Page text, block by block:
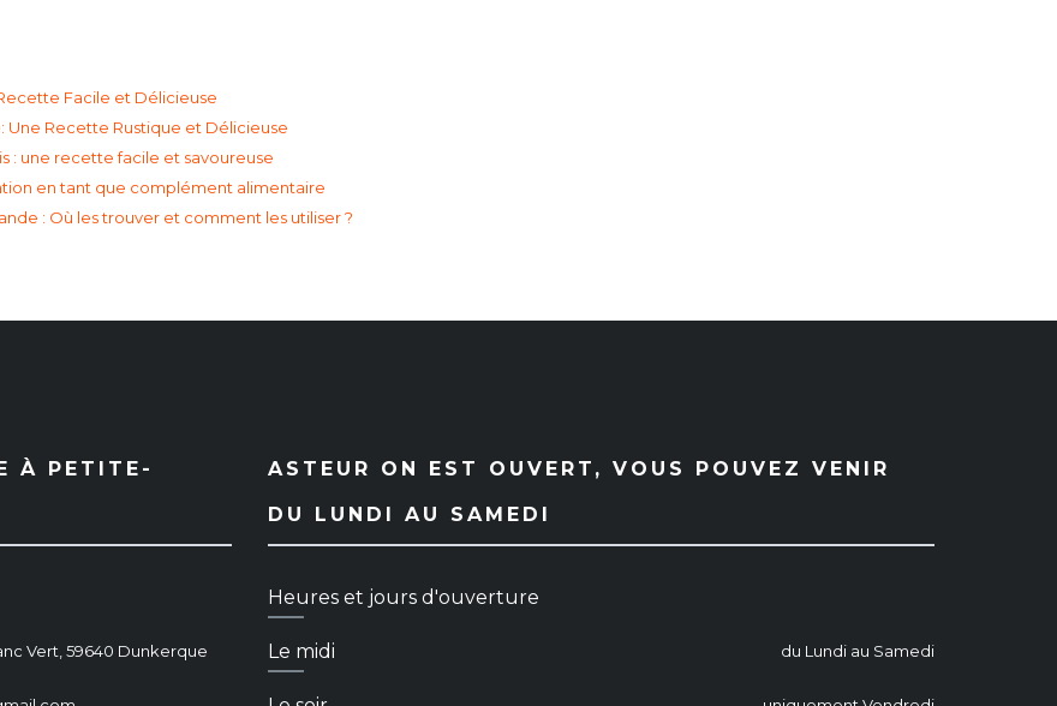
Facile et Délicieuse
Une Recette Rustique et Délicieuse
: une recette facile et savoureuse
en tant que complément alimentaire
: Où les trouver et comment les utiliser ?
À PETITE-
Vert, 59640 Dunkerque
ASTEUR ON EST OUVERT, VOUS POUVEZ VENIR
DU LUNDI AU SAMEDI
Heures et jours d'ouverture
Le midi du Lundi au Samedi